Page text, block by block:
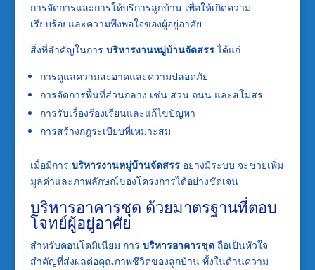
การจัดการและการให้บริการลูกบ้าน เพื่อให้เกิดความ
เรียบร้อยและความพึงพอใจของผู้อยู่อาศัย
สิ่งที่สำคัญในการ บริหารงานหมู่บ้านจัดสรรได้แก่
การดูแลความสะอาดและความปลอดภัย
การจัดการพื้นที่ส่วนกลาง เช่น สวน ถนน และสโมสร
การรับเรื่องร้องเรียนและแก้ไขปัญหา
การสร้างกฎระเบียบที่เหมาะสม
เมื่อมีการ บริหารงานหมู่บ้านจัดสรรอย่างมีระบบ จะช่วยเพิ่ม
มูลค่าและภาพลักษณ์ของโครงการได้อย่างชัดเจน
บริหารอาคารชุด ด้วยมาตรฐานที่ตอบ
โจทย์ผู้อยู่อาศัย
สำหรับคอนโดมิเนียม การ บริหารอาคารชุดถือเป็นหัวใจ
สำคัญที่ส่งผลต่อคุณภาพชีวิตของลูกบ้าน ทั้งในด้านความ